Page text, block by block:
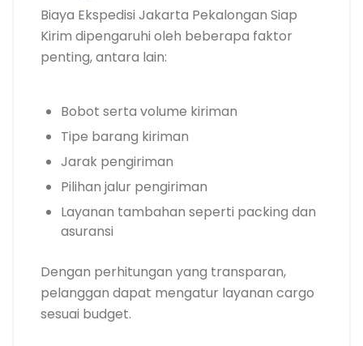
Biaya Ekspedisi Jakarta Pekalongan Siap
Kirim dipengaruhi oleh beberapa faktor
penting, antara lain:
Bobot serta volume kiriman
Tipe barang kiriman
Jarak pengiriman
Pilihan jalur pengiriman
Layanan tambahan seperti packing dan
asuransi
Dengan perhitungan yang transparan,
pelanggan dapat mengatur layanan cargo
sesuai budget.